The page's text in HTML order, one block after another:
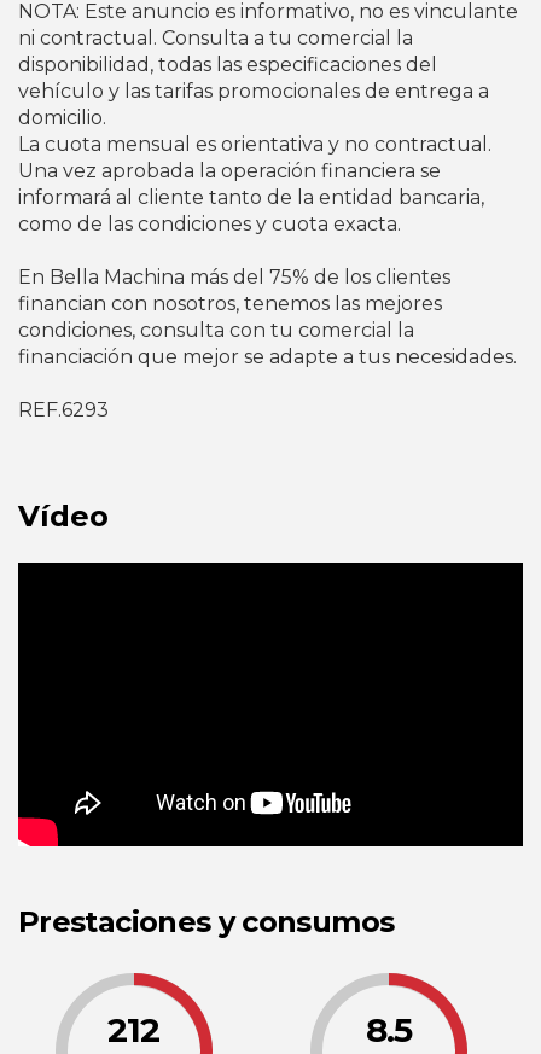
NOTA: Este anuncio es informativo, no es vinculante
ni contractual. Consulta a tu comercial la
disponibilidad, todas las especificaciones del
vehículo y las tarifas promocionales de entrega a
domicilio.
La cuota mensual es orientativa y no contractual.
Una vez aprobada la operación financiera se
informará al cliente tanto de la entidad bancaria,
como de las condiciones y cuota exacta.
En Bella Machina más del 75% de los clientes
financian con nosotros, tenemos las mejores
condiciones, consulta con tu comercial la
financiación que mejor se adapte a tus necesidades.
REF.6293
Vídeo
Prestaciones y consumos
212 8.5